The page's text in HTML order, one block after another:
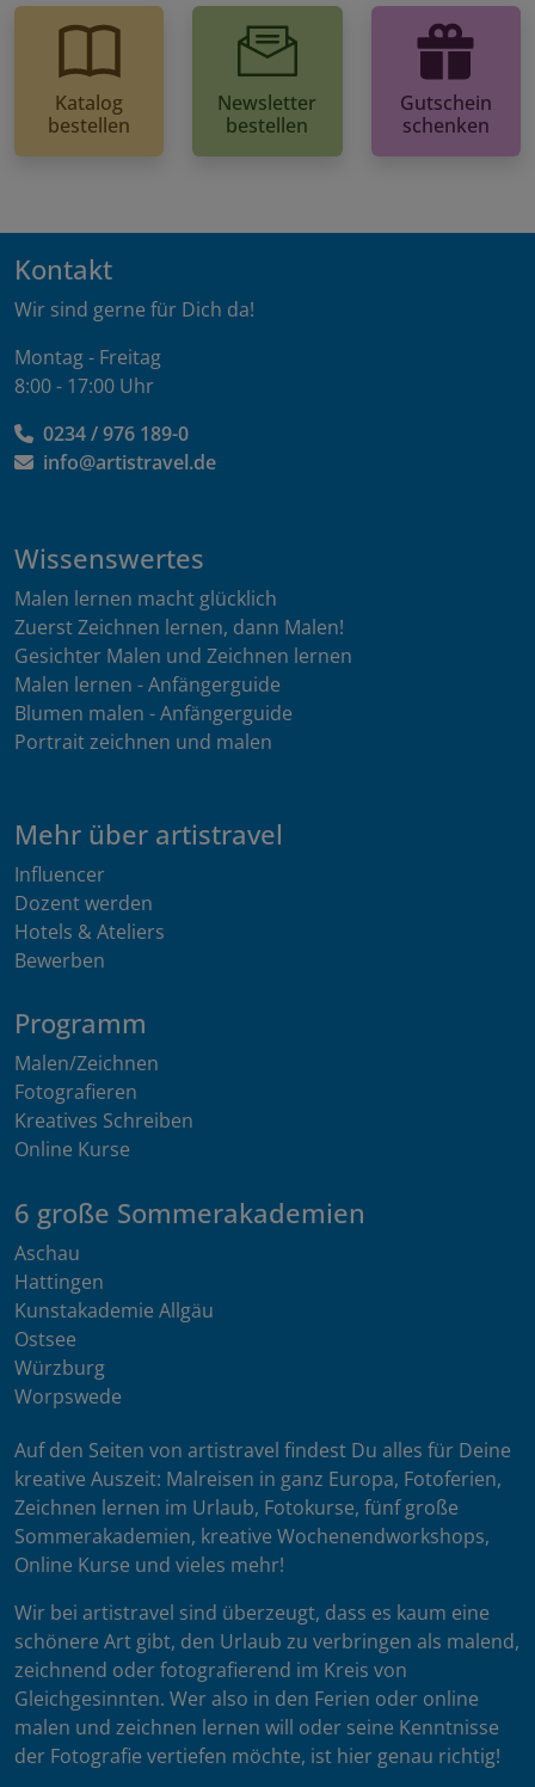
Katalog
bestellen
Newsletter
bestellen
Gutschein
schenken
Kontakt
Wir sind gerne für Dich da!
Montag - Freitag
8:00 - 17:00 Uhr
0234 / 976 189-0
info@artistravel.de
Wissenswertes
Malen lernen macht glücklich
Zuerst Zeichnen lernen, dann Malen!
Gesichter Malen und Zeichnen lernen
Malen lernen - Anfängerguide
Blumen malen - Anfängerguide
Portrait zeichnen und malen
Mehr über artistravel
Influencer
Dozent werden
Hotels & Ateliers
Bewerben
Programm
Malen/Zeichnen
Fotografieren
Kreatives Schreiben
Online Kurse
6 große Sommerakademien
Aschau
Hattingen
Kunstakademie Allgäu
Ostsee
Würzburg
Worpswede
Auf den Seiten von artistravel findest Du alles für Deine
kreative Auszeit: Malreisen in ganz Europa, Fotoferien,
Zeichnen lernen im Urlaub, Fotokurse, fünf große
Sommerakademien, kreative Wochenendworkshops,
Online Kurse und vieles mehr!
Wir bei artistravel sind überzeugt, dass es kaum eine
schönere Art gibt, den Urlaub zu verbringen als malend,
zeichnend oder fotografierend im Kreis von
Gleichgesinnten. Wer also in den Ferien oder online
malen und zeichnen lernen will oder seine Kenntnisse
der Fotografie vertiefen möchte, ist hier genau richtig!